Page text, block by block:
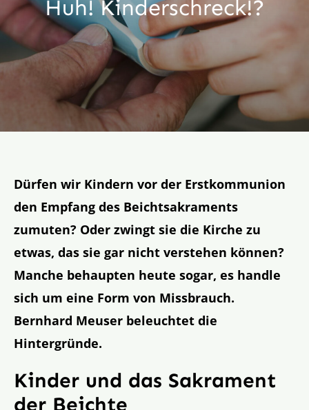
Aktion
Veröffentlichungen
Huh! Kinderschreck!?
Dürfen wir Kindern vor der Erstkommunion
den Empfang des Beichtsakraments
zumuten? Oder zwingt sie die Kirche zu
etwas, das sie gar nicht verstehen können?
Manche behaupten heute sogar, es handle
sich um eine Form von Missbrauch.
Bernhard Meuser beleuchtet die
Hintergründe.
Kinder und das Sakrament
der Beichte